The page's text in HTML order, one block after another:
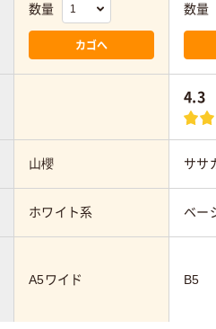
数量
カゴへ
数量
4.3
山櫻 ササ
ホワイト系 ベー
A5ワイド B5